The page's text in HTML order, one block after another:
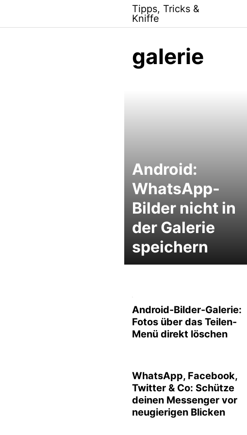
content
Tipps, Tricks &
Kniffe
galerie
Android:
WhatsApp-
Bilder nicht in
der Galerie
speichern
Android-Bilder-Galerie:
Fotos über das Teilen-
Menü direkt löschen
WhatsApp, Facebook,
Twitter & Co: Schütze
deinen Messenger vor
neugierigen Blicken